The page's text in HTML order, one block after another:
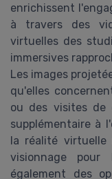
enrichissent
à travers des
virtuelles des
immersives
Les images
qu'elles
ou des visites de
supplémentaire à
la réalité virtuelle
visionnage
également des